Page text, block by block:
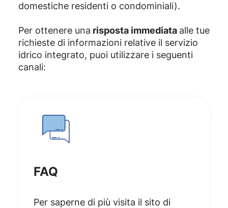
domestiche residenti o condominiali).
Per ottenere una risposta immediata alle tue
richieste di informazioni relative il servizio
idrico integrato, puoi utilizzare i seguenti
canali:
FAQ
Per saperne di più visita il sito di